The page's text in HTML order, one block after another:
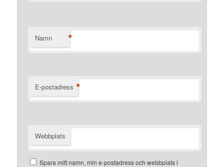
Namn *
E-postadress *
Webbplats
Spara mitt namn, min e-postadress och webbplats i